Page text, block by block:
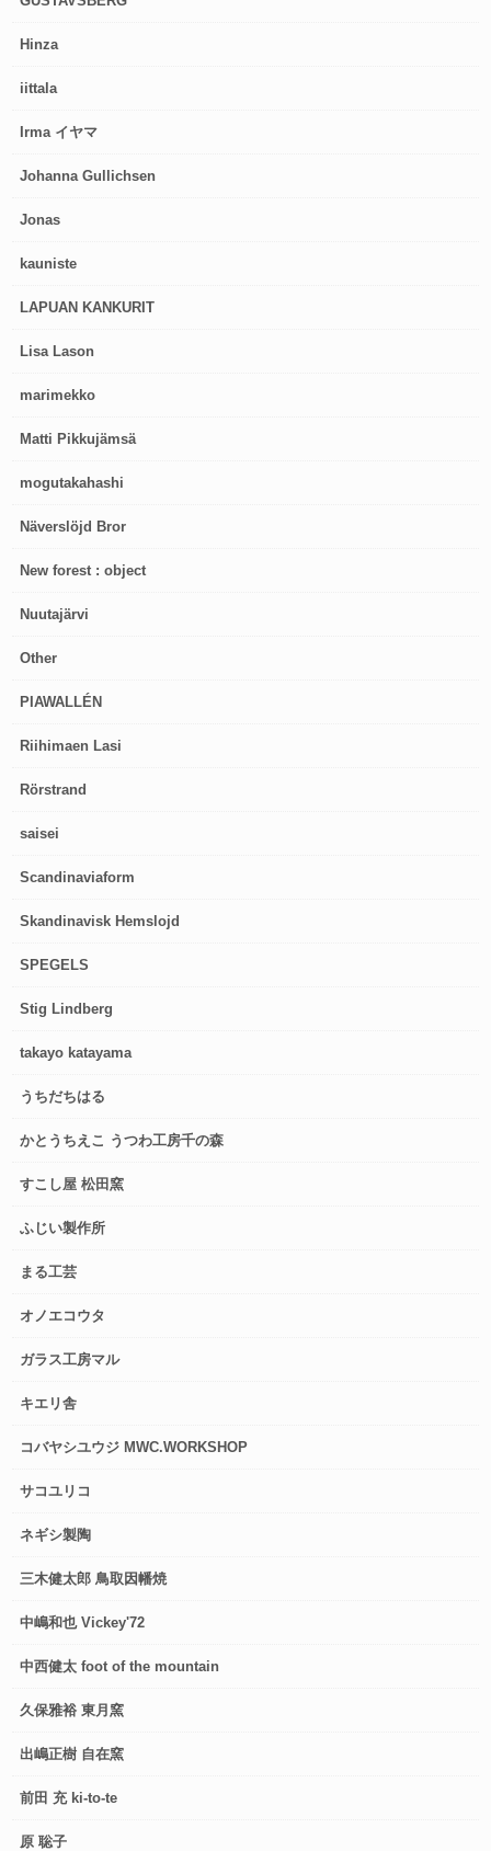
Hinza
iittala
Irma イヤマ
Johanna Gullichsen
Jonas
kauniste
LAPUAN KANKURIT
Lisa Lason
marimekko
Matti Pikkujämsä
mogutakahashi
Näverslöjd Bror
New forest : object
Nuutajärvi
Other
PIAWALLÉN
Riihimaen Lasi
Rörstrand
saisei
Scandinaviaform
Skandinavisk Hemslojd
SPEGELS
Stig Lindberg
takayo katayama
うちだちはる
かとうちえこ うつわ工房千の森
すこし屋 松田窯
ふじい製作所
まる工芸
オノエコウタ
ガラス工房マル
キエリ舎
コバヤシユウジ MWC.WORKSHOP
サコユリコ
ネギシ製陶
三木健太郎 鳥取因幡焼
中嶋和也 Vickey'72
中西健太 foot of the mountain
久保雅裕 東月窯
出嶋正樹 自在窯
前田 充 ki-to-te
原 聡子